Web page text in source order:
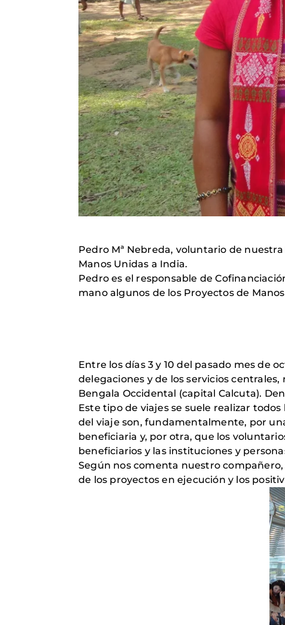
Pedro Mª Nebreda, voluntario de
Manos Unidas a India.
Pedro es el responsable de
mano algunos de los Proyectos de
Entre los días 3 y 10 del pasado mes de
delegaciones y de los servicios
Bengala Occidental (capital Calcuta).
Este tipo de viajes se suele realizar
del viaje son, fundamentalmente, por
beneficiaria y, por otra, que los
beneficiarios y las instituciones y
Según nos comenta nuestro
de los proyectos en ejecución y los